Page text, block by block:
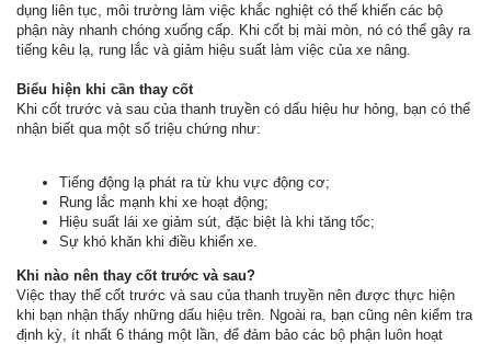
dụng liên tục, môi trường làm việc khắc nghiệt có thể khiến các bộ
phận này nhanh chóng xuống cấp. Khi cốt bị mài mòn, nó có thể gây ra
tiếng kêu lạ, rung lắc và giảm hiệu suất làm việc của xe nâng.
Biểu hiện khi cần thay cốt
Khi cốt trước và sau của thanh truyền có dấu hiệu hư hỏng, bạn có thể
nhận biết qua một số triệu chứng như:
Tiếng động lạ phát ra từ khu vực động cơ;
Rung lắc mạnh khi xe hoạt động;
Hiệu suất lái xe giảm sút, đặc biệt là khi tăng tốc;
Sự khó khăn khi điều khiển xe.
Khi nào nên thay cốt trước và sau?
Việc thay thế cốt trước và sau của thanh truyền nên được thực hiện
khi bạn nhận thấy những dấu hiệu trên. Ngoài ra, bạn cũng nên kiểm tra
định kỳ, ít nhất 6 tháng một lần, để đảm bảo các bộ phận luôn hoạt